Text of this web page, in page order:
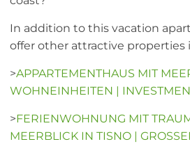
In addition to this vacation
offer other attractive properties
>APPARTEMENTHAUS MIT
WOHNEINHEITEN |
>FERIENWOHNUNG MIT
MEERBLICK IN TISNO |